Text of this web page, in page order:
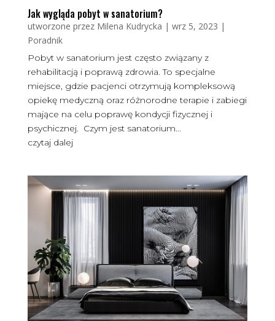
Jak wygląda pobyt w sanatorium?
utworzone przez Milena Kudrycka | wrz 5, 2023 |
Poradnik
Pobyt w sanatorium jest często związany z
rehabilitacją i poprawą zdrowia. To specjalne
miejsce, gdzie pacjenci otrzymują kompleksową
opiekę medyczną oraz różnorodne terapie i zabiegi
mające na celu poprawę kondycji fizycznej i
psychicznej. Czym jest sanatorium...
czytaj dalej